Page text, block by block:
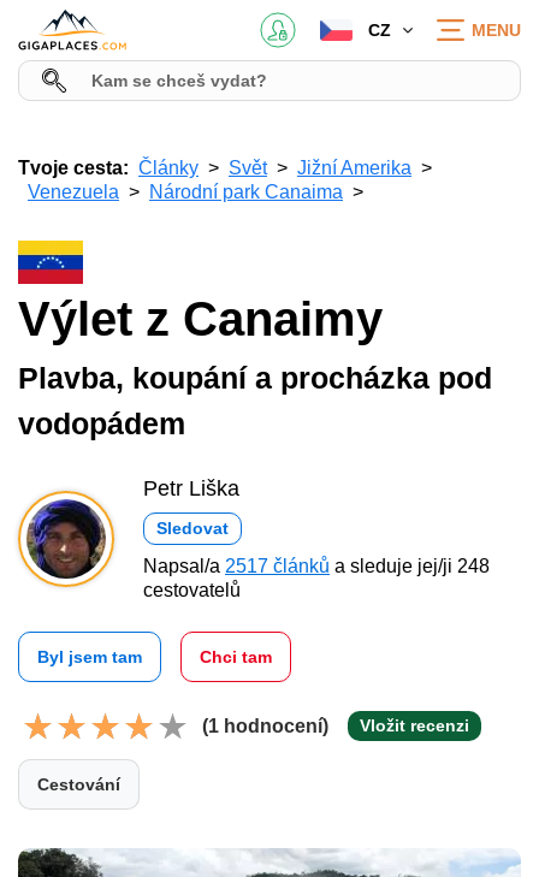
CZ MENU
Tvoje cesta: Články Svět
Jižní Amerika
Venezuela
Národní park Canaima
Výlet z Canaimy
Plavba, koupání a procházka pod
vodopádem
Petr Liška
Sledovat
Napsal/a 2517 článků a sleduje jej/ji 248
cestovatelů
Byl jsem tam Chci tam
(1 hodnocení) Vložit recenzi
Cestování